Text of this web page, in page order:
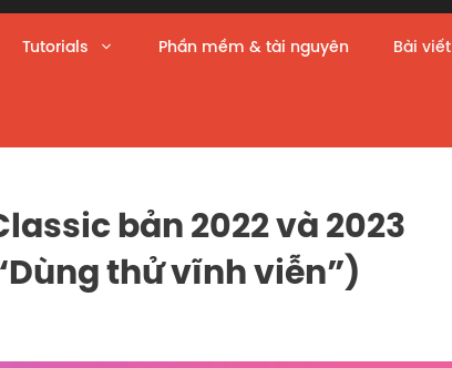
Tutorials Phần mềm & tài nguyên Bài viết
bản 2022 và 2023
thử vĩnh viễn”)